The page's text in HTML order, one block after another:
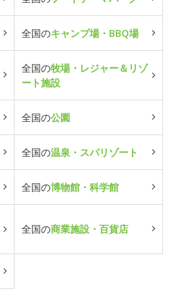
全国のキャンプ場・BBQ場
全国の牧場・レジャー＆リゾ
ート施設
全国の公園
全国の温泉・スパリゾート
全国の博物館・科学館
全国の商業施設・百貨店